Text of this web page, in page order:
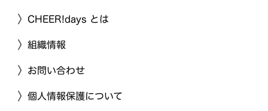
CHEER!days とは
組織情報
お問い合わせ
個人情報保護について